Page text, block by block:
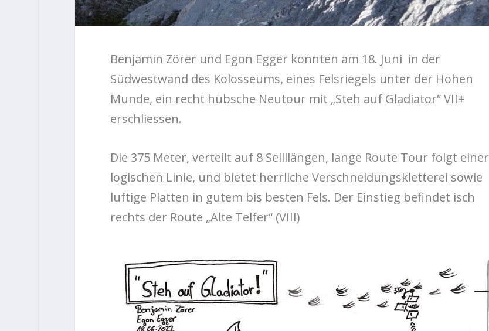
Benjamin Zörer und Egon Egger konnten am 18. Juni in der
Südwestwand des Kolosseums, eines Felsriegels unter der Hohen
Munde, ein recht hübsche Neutour mit „Steh auf Gladiator“ VII+
erschliessen.
Die 375 Meter, verteilt auf 8 Seilllängen, lange Route Tour folgt einer
logischen Linie, und bietet herrliche Verschneidungskletterei sowie
luftige Platten in gutem bis besten Fels. Der Einstieg befindet isch
rechts der Route „Alte Telfer“ (VIII)